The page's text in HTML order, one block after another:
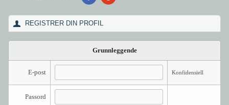
REGISTRER DIN PROFIL
Grunnleggende
E-post Konfidensiell
Passord